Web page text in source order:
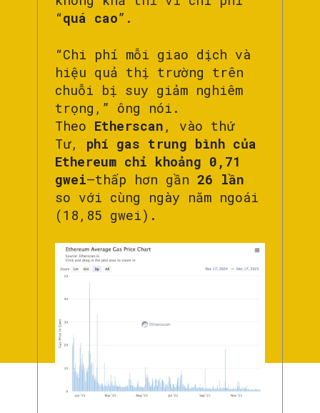
“quá cao”.
“Chi phí mỗi giao dịch và
hiệu quả thị trường trên
chuỗi bị suy giảm nghiêm
trọng,” ông nói.
Theo Etherscan , vào thứ
Tư, phí gas trung bình của
Ethereum chỉ khoảng 0,71
gwei—thấp hơn gần 26 lần
so với cùng ngày năm ngoái
(18,85 gwei).